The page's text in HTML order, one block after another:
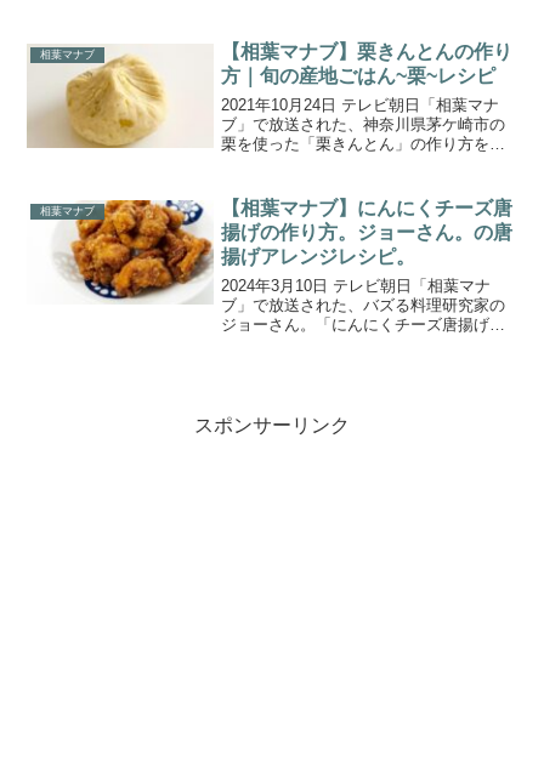
採りたてのたけのこを使った絶品料理を
地元農家さんか...
相葉マナブ
【相葉マナブ】栗きんとんの作り
方｜旬の産地ごはん~栗~レシピ
2021年10月24日 テレビ朝日「相葉マナ
ブ」で放送された、神奈川県茅ケ崎市の
栗を使った「栗きんとん」の作り方をご
栗～』。農家さんが栽培している栗の中
から、粒が大きく加...
相葉マナブ
【相葉マナブ】にんにくチーズ唐
揚げの作り方。ジョーさん。の唐
揚げアレンジレシピ。
2024年3月10日 テレビ朝日「相葉マナ
ブ」で放送された、バズる料理研究家の
ジョーさん。「にんにくチーズ唐揚げ」
スポンサーリンク